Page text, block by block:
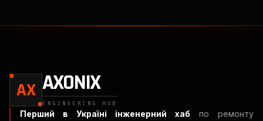
AX AXONIX
ENGINEERING HUB
Перший в Україні інженерний хаб по ремонту